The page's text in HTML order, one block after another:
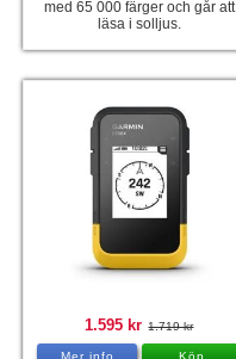
med 65 000 färger och går att
läsa i solljus.
1.595 kr 1.719 kr